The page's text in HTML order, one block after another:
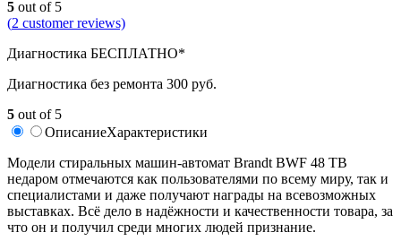
5 out of 5
(2 customer reviews)
Диагностика БЕСПЛАТНО*
Диагностика без ремонта 300 руб.
5 out of 5
ОписаниеХарактеристики
Модели стиральных машин-автомат Brandt BWF 48 TB
недаром отмечаются как пользователями по всему миру, так и
специалистами и даже получают награды на всевозможных
выставках. Всё дело в надёжности и качественности товара, за
что он и получил среди многих людей признание.